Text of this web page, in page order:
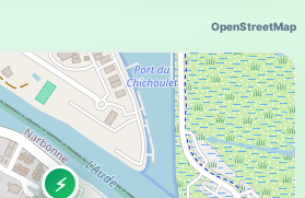
OpenStreetMap
⚡